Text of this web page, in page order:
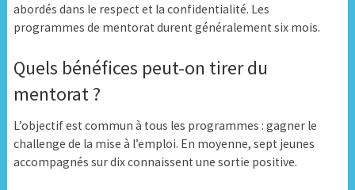
abordés dans le respect et la confidentialité. Les
programmes de mentorat durent généralement six mois.
Quels bénéfices peut-on tirer du
mentorat ?
L’objectif est commun à tous les programmes : gagner le
challenge de la mise à l’emploi. En moyenne, sept jeunes
accompagnés sur dix connaissent une sortie positive.